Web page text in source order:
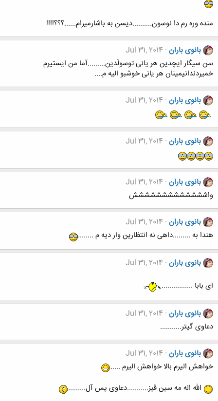
منده وره رم دا نوسون..........دیسن به باشارمیرام......؟؟؟!!!!
بانوی باران Jul 31, 2014
سن سیگار ایچدین هر یانی توسولَدین.........آما من ایستیرم
خمیردندانیمینان هر یانی خوشبو الیه م....
بانوی باران Jul 31, 2014
بانوی باران Jul 31, 2014
بانوی باران Jul 31, 2014
واششششششششششششش
بانوی باران Jul 31, 2014
هندا به .........داهی نه انتظارین وار دیه م ........
بانوی باران Jul 31, 2014
ای بابا ................
بانوی باران Jul 31, 2014
دعاوی گیتر...........
بانوی باران Jul 31, 2014
خواهش الیرم بالا خواهش الیرم .....
الله اله مه سین قیز...........دعاوی پس آل.........